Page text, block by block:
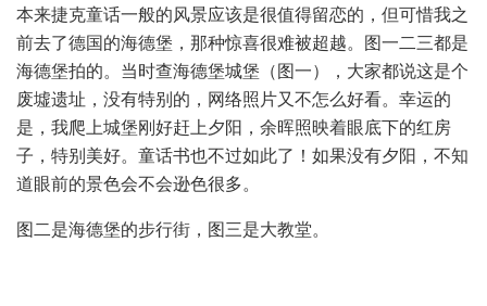
本来捷克童话一般的风景应该是很值得留恋的，但可惜我之
前去了德国的海德堡，那种惊喜很难被超越。图一二三都是
海德堡拍的。当时查海德堡城堡（图一），大家都说这是个
废墟遗址，没有特别的，网络照片又不怎么好看。幸运的
是，我爬上城堡刚好赶上夕阳，余晖照映着眼底下的红房
子，特别美好。童话书也不过如此了！如果没有夕阳，不知
道眼前的景色会不会逊色很多。
图二是海德堡的步行街，图三是大教堂。